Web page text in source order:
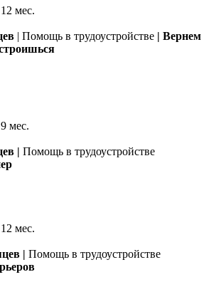
12 мес.
| Помощь в трудоустройстве | Вернем
9 мес.
| Помощь в трудоустройстве
12 мес.
| Помощь в трудоустройстве